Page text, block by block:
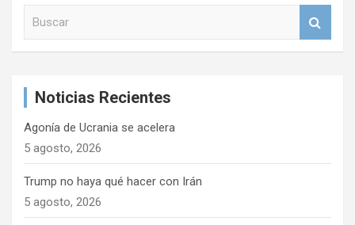
Noticias Recientes
Agonía de Ucrania se acelera
5 agosto, 2026
Trump no haya qué hacer con Irán
5 agosto, 2026